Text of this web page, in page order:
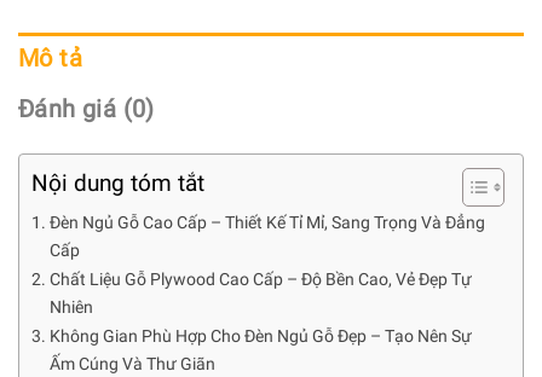
Mô tả
Đánh giá (0)
Nội dung tóm tắt
Đèn Ngủ Gỗ Cao Cấp – Thiết Kế Tỉ Mỉ, Sang Trọng Và Đẳng
Cấp
Chất Liệu Gỗ Plywood Cao Cấp – Độ Bền Cao, Vẻ Đẹp Tự
Nhiên
Không Gian Phù Hợp Cho Đèn Ngủ Gỗ Đẹp – Tạo Nên Sự
Ấm Cúng Và Thư Giãn